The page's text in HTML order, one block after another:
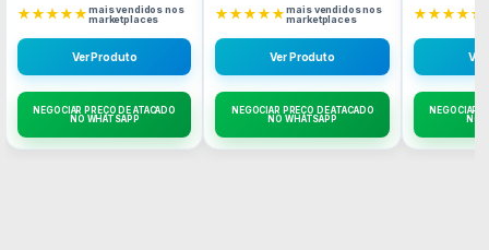
★★★★★mais vendidos nos
marketplaces
Ver Produto
NEGOCIAR PREÇO DE ATACADO
NO WHATSAPP
★★★★★mais vendidos nos
marketplaces
Ver Produto
NEGOCIAR PREÇO DE ATACADO
NO WHATSAPP
★★★★★
NEGOCIAR
NO